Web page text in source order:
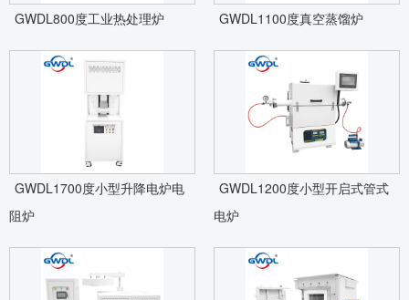
GWDL800度工业热处理炉 GWDL1100度真空蒸馏炉
GWDL1700度小型升降电炉电
阻炉
GWDL1200度小型开启式管式
电炉